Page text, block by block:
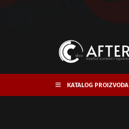
KATALOG PROIZVODA